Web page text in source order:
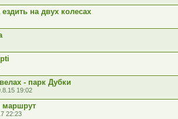
на двух колесах
- парк Дубки
19:02
маршрут
22:23